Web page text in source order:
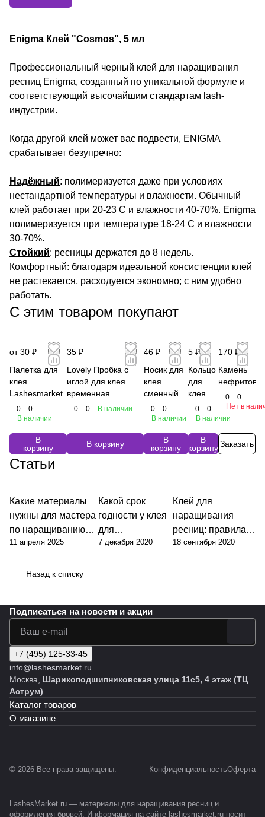
Enigma Клей "Cosmos", 5 мл
Профессиональный черный клей для наращивания
ресниц Enigma, созданный по уникальной формуле и
соответствующий высочайшим стандартам lash-
индустрии.
Когда другой клей может вас подвести, ENIGMA
срабатывает безупречно:
Надёжный: полимеризуется даже при условиях
нестандартной температуры и влажности. Обычный
клей работает при 20-23 С и влажности 40-70%. Enigma
полимеризуется при температуре 18-24 С и влажности
30-70%.
Стойкий: ресницы держатся до 8 недель.
Комфортный: благодаря идеальной консистенции клей
не растекается, расходуется экономно; с ним удобно
работать.
С этим товаром покупают
от 30 ₽
Палетка для
клея
Lashesmarket
0
0
В наличии
В
корзину
35 ₽
Lovely Пробка с
иглой для клея
временная
0 0 В наличии
В корзину
46 ₽
Носик для
клея
сменный
0
0
В наличии
В
корзину
5 ₽
Кольцо
для
клея
0
0
В наличии
В
корзину
170 ₽
Камень
0
0
Нет в
Заказать
Статьи
Какие материалы
нужны для мастера
по наращиванию
ресниц?
11 апреля 2025
Какой срок
годности у клея
для
наращивания
7 декабря 2020
Клей для
наращивания
ресниц: правила
работы и
18 сентября 2020
Назад к списку
Подписаться на новости и акции
+7 (495) 125-33-45
info@lashesmarket.ru
Москва, Шарикоподшипниковская улица 11с5, 4 этаж (ТЦ
Аструм)
Каталог товаров
О магазине
© 2026 Все права защищены. КонфиденциальностьОферта
LashesMarket.ru — материалы для наращивания ресниц и
оформления бровей. Информация на сайте lashesmarket.ru носит